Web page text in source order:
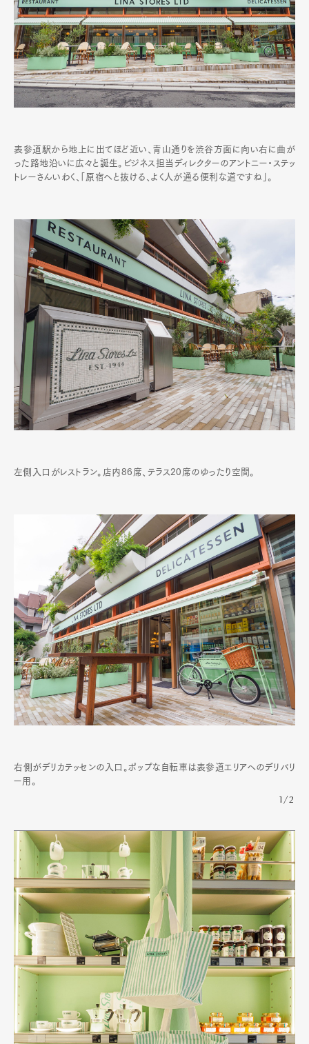
表参道駅から地上に出てほど近い、青山通りを渋谷方面に向い右に曲が
った路地沿いに広々と誕生。ビジネス担当ディレクターのアントニー・ステッ
トレーさんいわく、「原宿へと抜ける、よく人が通る便利な道ですね」。
左側入口がレストラン。店内86席、テラス20席のゆったり空間。
右側がデリカテッセンの入口。ポップな自転車は表参道エリアへのデリバリ
ー用。
1/2